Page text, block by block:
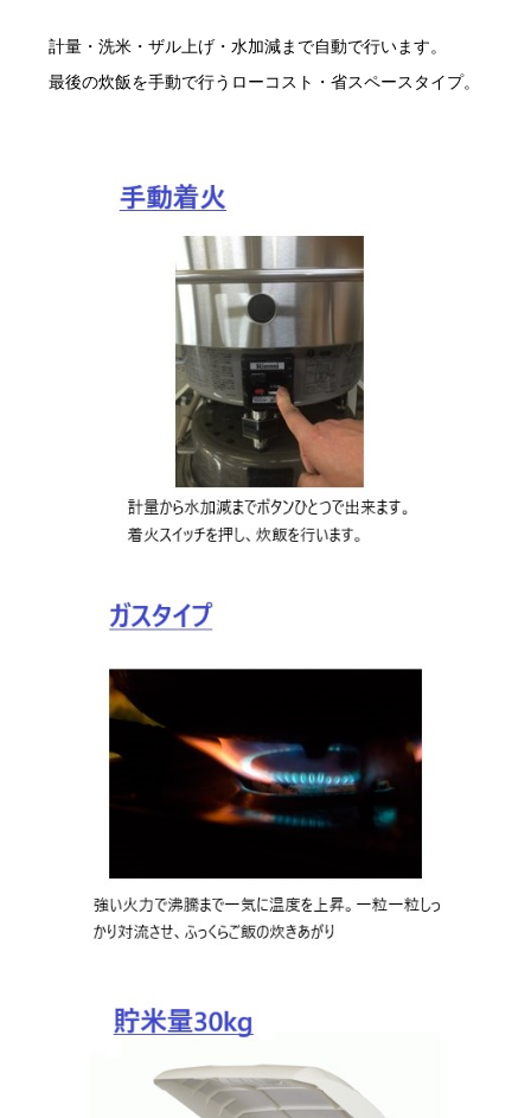
計量・洗米・ザル上げ・水加減まで自動で行います。
最後の炊飯を手動で行うローコスト・省スペースタイプ。